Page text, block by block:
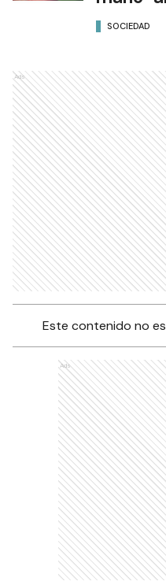
SOCIEDAD
Ads
Este contenido no
Ads